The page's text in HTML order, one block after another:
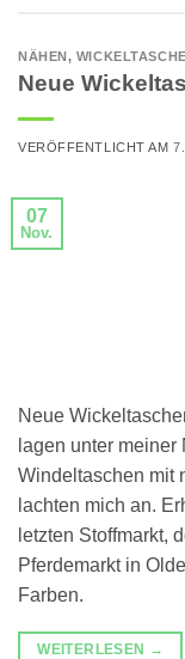
NÄHEN,
Neue
VERÖFFENTLICHT AM
07
Nov.
Neue
lagen unter
Windeltaschen mit
lachten mich an.
letzten Stoffmarkt,
Pferdemarkt in
Farben.
WEITERLESEN →